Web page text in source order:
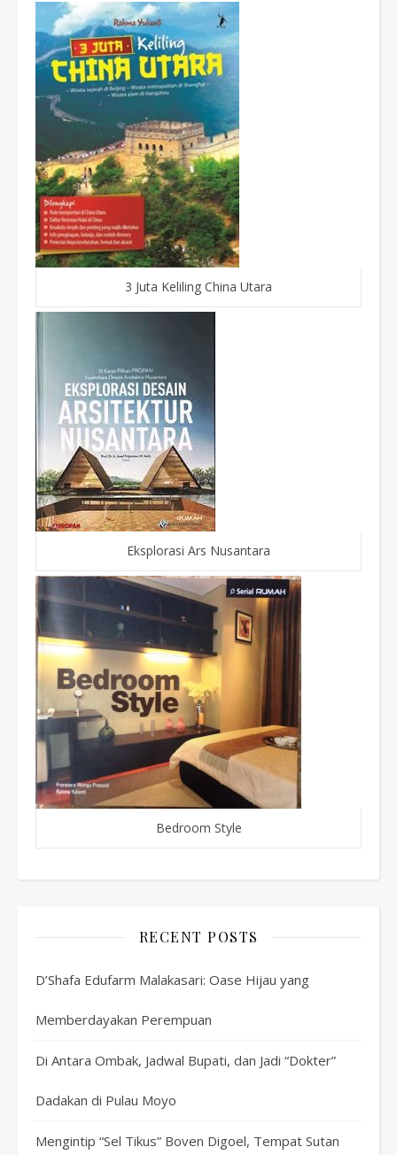
3 Juta Keliling China Utara
Eksplorasi Ars Nusantara
Bedroom Style
RECENT POSTS
D’Shafa Edufarm Malakasari: Oase Hijau yang
Memberdayakan Perempuan
Di Antara Ombak, Jadwal Bupati, dan Jadi “Dokter”
Dadakan di Pulau Moyo
Mengintip “Sel Tikus” Boven Digoel, Tempat Sutan